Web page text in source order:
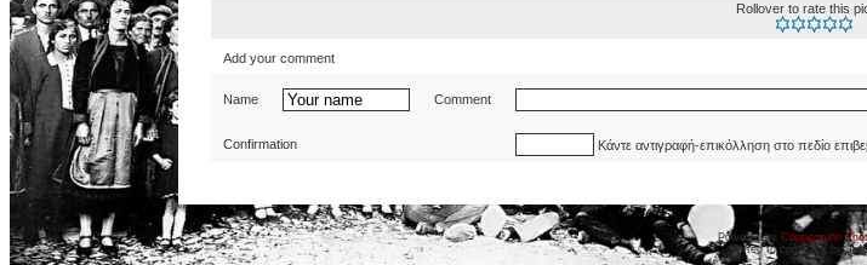
Rollover to rate this
Add your comment
Name Comment
Confirmation Κάντε αντιγραφή-επικόλληση στο πεδίο
Powered by Coppermine
Ported to cpg 1.5.x by